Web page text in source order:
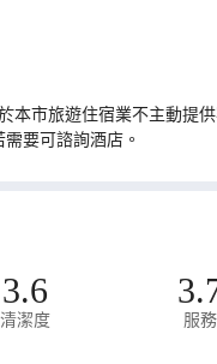
市旅遊住宿業不主動提
要可諮詢酒店。
3.6
清潔度 服務